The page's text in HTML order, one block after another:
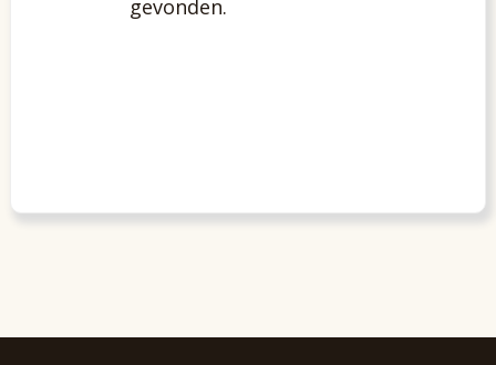
gevonden.